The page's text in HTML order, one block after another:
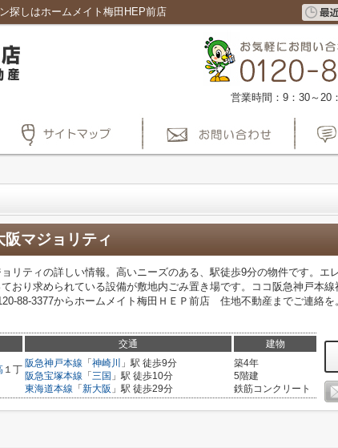
探しはホームメイト梅田HEP前店
営業時間：9：30～20
阪マジョリティ
リティの詳しい情報。高いニーズのある、駅徒歩9分の物件です。エ
おり求められている設備が敷地内ごみ置き場です。ココ阪急神戸本
88-3377からホームメイト梅田ＨＥＰ前店 住地不動産までご連絡を
交通 建物
１丁
阪急神戸本線 「 神崎川
」駅 徒歩9分
阪急宝塚本線 「 三国 」駅 徒歩10分
東海道本線 「 新大阪 」駅 徒歩29分
築4年
5階建
鉄筋コンクリート